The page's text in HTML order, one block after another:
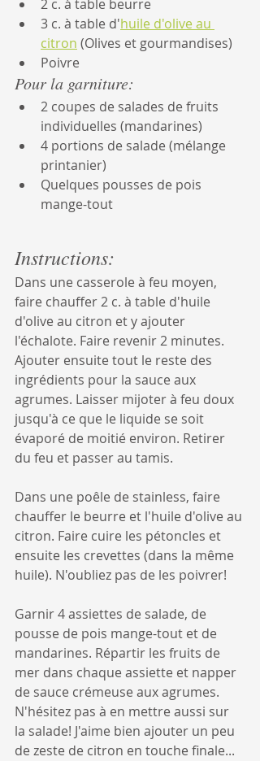
2 c. à table beurre
3 c. à table d'huile d'olive au
citron (Olives et gourmandises)
Poivre
Pour la garniture:
2 coupes de salades de fruits
individuelles (mandarines)
4 portions de salade (mélange
printanier)
Quelques pousses de pois
mange-tout
Instructions:
Dans une casserole à feu moyen,
faire chauffer 2 c. à table d'huile
d'olive au citron et y ajouter
l'échalote. Faire revenir 2 minutes.
Ajouter ensuite tout le reste des
ingrédients pour la sauce aux
agrumes. Laisser mijoter à feu doux
jusqu'à ce que le liquide se soit
évaporé de moitié environ. Retirer
du feu et passer au tamis.
Dans une poêle de stainless, faire
chauffer le beurre et l'huile d'olive au
citron. Faire cuire les pétoncles et
ensuite les crevettes (dans la même
huile). N'oubliez pas de les poivrer!
Garnir 4 assiettes de salade, de
pousse de pois mange-tout et de
mandarines. Répartir les fruits de
mer dans chaque assiette et napper
de sauce crémeuse aux agrumes.
N'hésitez pas à en mettre aussi sur
la salade! J'aime bien ajouter un peu
de zeste de citron en touche finale...